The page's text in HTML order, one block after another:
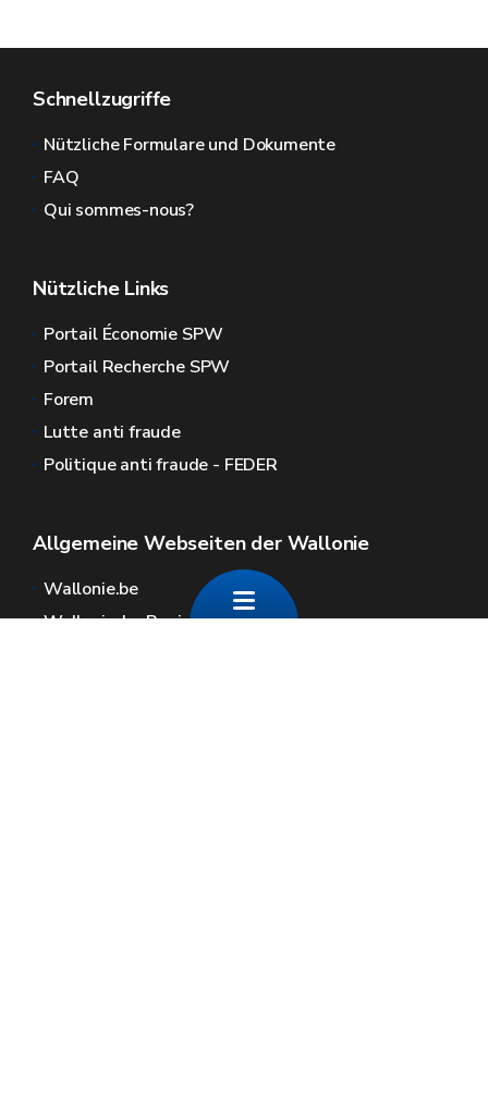
Schnellzugriffe
Nützliche Formulare und Dokumente
FAQ
Qui sommes-nous?
Nützliche Links
Portail Économie SPW
Portail Recherche SPW
Forem
Lutte anti fraude
Politique anti fraude - FEDER
Allgemeine Webseiten der Wallonie
Wallonie.be
Wallonische Regierung